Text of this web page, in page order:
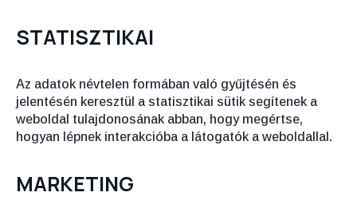
STATISZTIKAI
Az adatok névtelen formában való gyűjtésén és
jelentésén keresztül a statisztikai sütik segítenek a
weboldal tulajdonosának abban, hogy megértse,
hogyan lépnek interakcióba a látogatók a weboldallal.
MARKETING